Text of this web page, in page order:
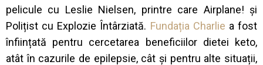
pelicule cu Leslie Nielsen, printre care Airplane! și
Polițist cu Explozie Întârziată. Fundația Charlie a fost
înființată pentru cercetarea beneficiilor dietei keto,
atât în cazurile de epilepsie, cât și pentru alte situații,